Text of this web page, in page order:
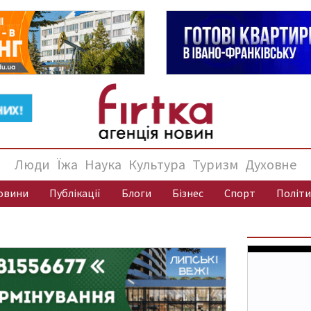
Люди Їжа Наука Культура Туризм Духовне
Публікації Блоги Бізнес Спорт